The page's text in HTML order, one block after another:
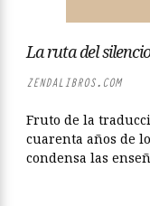
La ruta del
ZENDALIBROS.COM
Fruto de la
cuarenta años de
condensa las